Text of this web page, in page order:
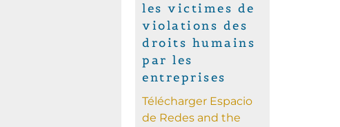
les victimes de
violations des
droits humains
par les
entreprises
Télécharger Espacio
de Redes and the